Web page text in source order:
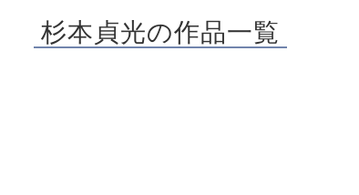
杉本貞光の作品一覧